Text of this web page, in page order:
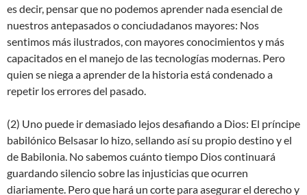
es decir, pensar que no podemos aprender nada esencial de
nuestros antepasados o conciudadanos mayores: Nos
sentimos más ilustrados, con mayores conocimientos y más
capacitados en el manejo de las tecnologías modernas. Pero
quien se niega a aprender de la historia está condenado a
repetir los errores del pasado.
(2) Uno puede ir demasiado lejos desafiando a Dios: El príncipe
babilónico Belsasar lo hizo, sellando así su propio destino y el
de Babilonia. No sabemos cuánto tiempo Dios continuará
guardando silencio sobre las injusticias que ocurren
diariamente. Pero que hará un corte para asegurar el derecho y